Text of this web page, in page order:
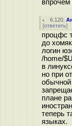
6.120 ,
[ответить]
процфс
до
логин
/home/
в
но при
обычной
плане
теперь
языках.